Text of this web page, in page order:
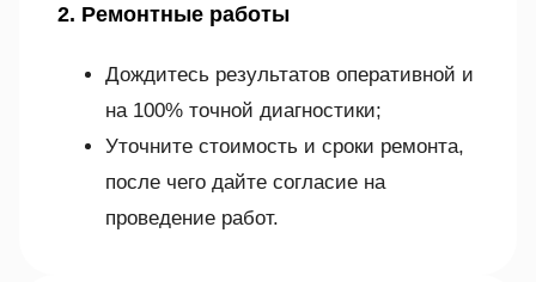
2. Ремонтные работы
Дождитесь результатов оперативной и
на 100% точной диагностики;
Уточните стоимость и сроки ремонта,
после чего дайте согласие на
проведение работ.